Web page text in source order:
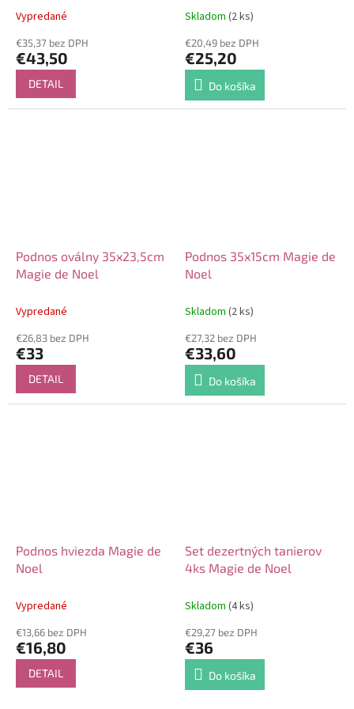
Vypredané
€35,37 bez DPH
€43,50
DETAIL
Skladom (2 ks)
€20,49 bez DPH
€25,20
Do košíka
Podnos oválny 35x23,5cm
Magie de Noel
Vypredané
€26,83 bez DPH
€33
DETAIL
Podnos 35x15cm Magie de
Noel
Skladom (2 ks)
€27,32 bez DPH
€33,60
Do košíka
Podnos hviezda Magie de
Noel
Vypredané
€13,66 bez DPH
€16,80
DETAIL
Set dezertných tanierov
4ks Magie de Noel
Skladom (4 ks)
€29,27 bez DPH
€36
Do košíka